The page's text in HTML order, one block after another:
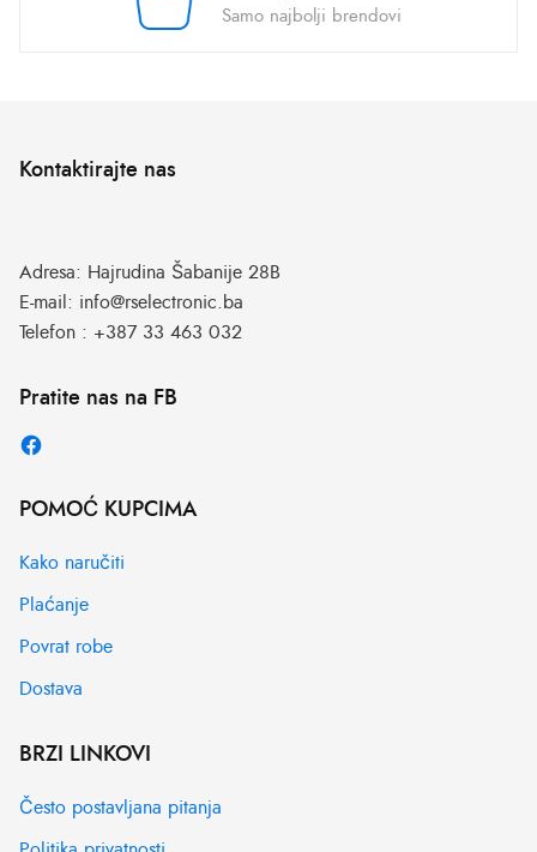
Samo najbolji brendovi
Kontaktirajte nas
Adresa: Hajrudina Šabanije 28B
E-mail: info@rselectronic.ba
Telefon : +387 33 463 032
Pratite nas na FB
POMOĆ KUPCIMA
Kako naručiti
Plaćanje
Povrat robe
Dostava
BRZI LINKOVI
Često postavljana pitanja